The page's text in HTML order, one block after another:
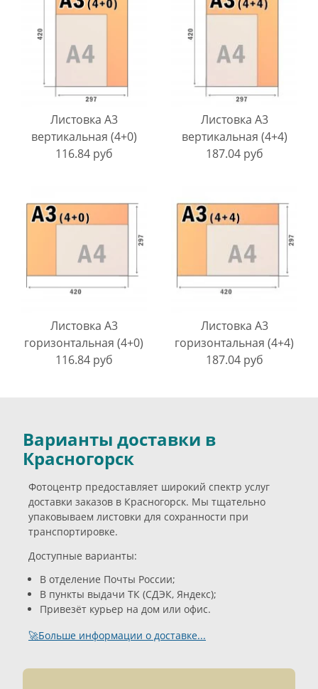
Листовка A3
вертикальная (4+0)
116.84 руб
Листовка A3
вертикальная (4+4)
187.04 руб
Листовка A3
горизонтальная (4+0)
116.84 руб
Листовка A3
горизонтальная (4+4)
187.04 руб
Варианты доставки в
Красногорск
Фотоцентр предоставляет широкий спектр услуг
доставки заказов в Красногорск. Мы тщательно
упаковываем листовки для сохранности при
транспортировке.
Доступные варианты:
В отделение Почты России;
В пункты выдачи ТК (СДЭК, Яндекс);
Привезёт курьер на дом или офис.
🚀Больше информации о доставке...